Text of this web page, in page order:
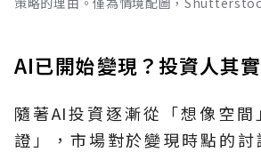
AI已開始變現？投資人其
隨著AI投資逐漸從「想像空
證」，市場對於變現時點的討